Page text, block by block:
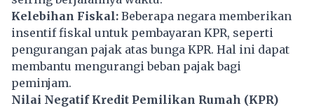
Kelebihan Fiskal: Beberapa negara memberikan
insentif fiskal untuk pembayaran KPR, seperti
pengurangan pajak atas bunga KPR. Hal ini dapat
membantu mengurangi beban pajak bagi
peminjam.
Nilai Negatif Kredit Pemilikan Rumah (KPR)